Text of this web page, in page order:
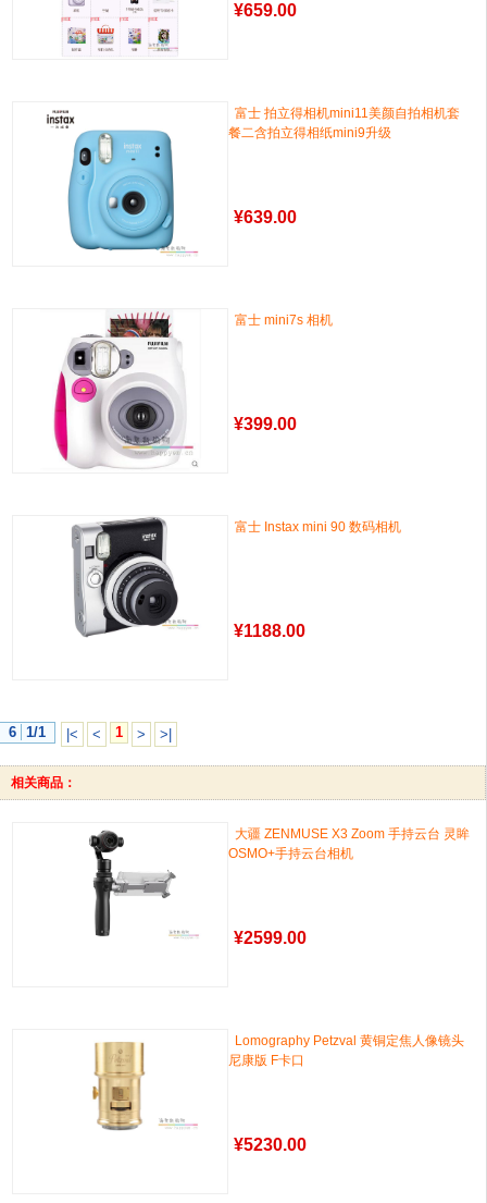
¥659.00
富士 拍立得相机mini11美颜自拍相机套
餐二含拍立得相纸mini9升级
¥639.00
富士 mini7s 相机
¥399.00
富士 Instax mini 90 数码相机
¥1188.00
6 1/1 |< < 1 > >|
相关商品：
大疆 ZENMUSE X3 Zoom 手持云台 灵眸
OSMO+手持云台相机
¥2599.00
Lomography Petzval 黄铜定焦人像镜头
尼康版 F卡口
¥5230.00